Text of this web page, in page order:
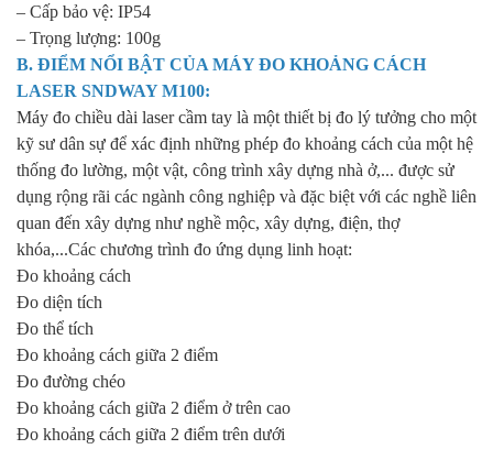
– Cấp bảo vệ: IP54
– Trọng lượng: 100g
B. ĐIỂM NỔI BẬT CỦA MÁY ĐO KHOẢNG CÁCH
LASER SNDWAY M100:
Máy đo chiều dài laser cầm tay là một thiết bị đo lý tưởng cho một
kỹ sư dân sự để xác định những phép đo khoảng cách của một hệ
thống đo lường, một vật, công trình xây dựng nhà ở,... được sử
dụng rộng rãi các ngành công nghiệp và đặc biệt với các nghề liên
quan đến xây dựng như nghề mộc, xây dựng, điện, thợ
khóa,...Các chương trình đo ứng dụng linh hoạt:
Đo khoảng cách
Đo diện tích
Đo thể tích
Đo khoảng cách giữa 2 điểm
Đo đường chéo
Đo khoảng cách giữa 2 điểm ở trên cao
Đo khoảng cách giữa 2 điểm trên dưới